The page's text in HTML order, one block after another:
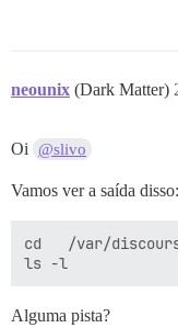
neounix (Dark Matter)
Oi @slivo
Vamos ver a saída disso:
cd   /var/
Alguma pista?